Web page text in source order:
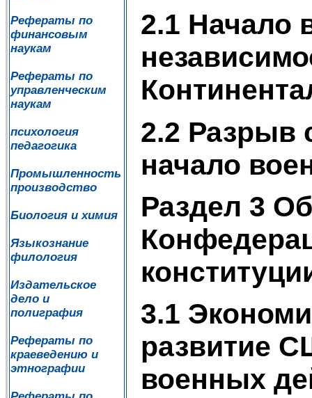
Рефераты по
финансовым
наукам
Рефераты по
управленческим
наукам
психология
педагогика
Промышленность
производство
Биология и химия
Языкознание
филология
Издательское
дело и
полиграфия
Рефераты по
краеведению и
этнографии
2.1 Начало
2.2 Разрыв
начало
Раздел 3
3.1
развитие
военных